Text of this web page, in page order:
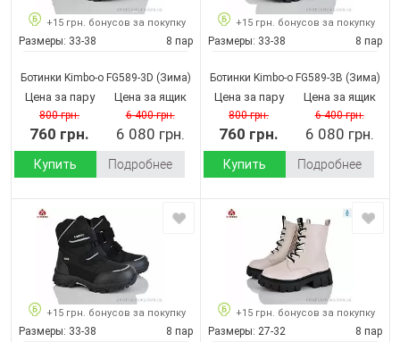
+15 грн. бонусов за покупку
Размеры: 33-38 8 пар
Ботинки Kimbo-o FG589-3D (Зима)
Цена за пару
800 грн.
760 грн.
Цена за ящик
6 400 грн.
6 080 грн.
Купить Подробнее
+15 грн. бонусов за покупку
Размеры: 33-38 8 пар
Ботинки Kimbo-o FG589-3B (Зима)
Цена за пару
800 грн.
760 грн.
Цена за ящик
6 400 грн.
6 080 грн.
Купить Подробнее
+15 грн. бонусов за покупку
Размеры: 33-38 8 пар
+15 грн. бонусов за покупку
Размеры: 27-32 8 пар